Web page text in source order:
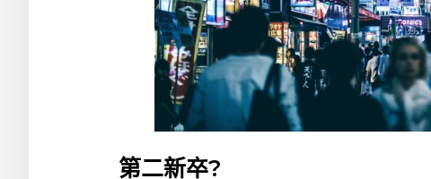
第二新卒?